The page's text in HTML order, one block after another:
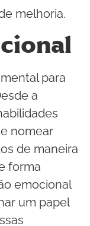
melhoria.
para
a
nomear
de maneira
forma
emocional
um papel